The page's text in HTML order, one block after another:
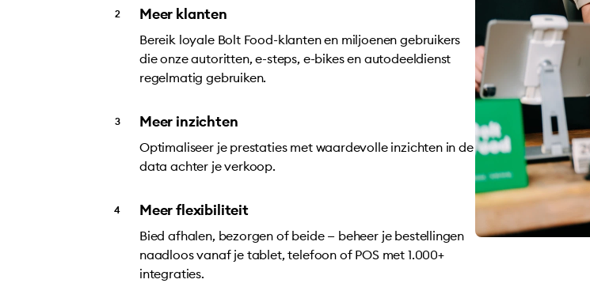
Meer klanten
Bereik loyale Bolt Food-klanten en miljoenen gebruikers
die onze autoritten, e-steps, e-bikes en autodeeldienst
regelmatig gebruiken.
Meer inzichten
Optimaliseer je prestaties met waardevolle inzichten in de
data achter je verkoop.
Meer flexibiliteit
Bied afhalen, bezorgen of beide — beheer je bestellingen
naadloos vanaf je tablet, telefoon of POS met 1.000+
integraties.